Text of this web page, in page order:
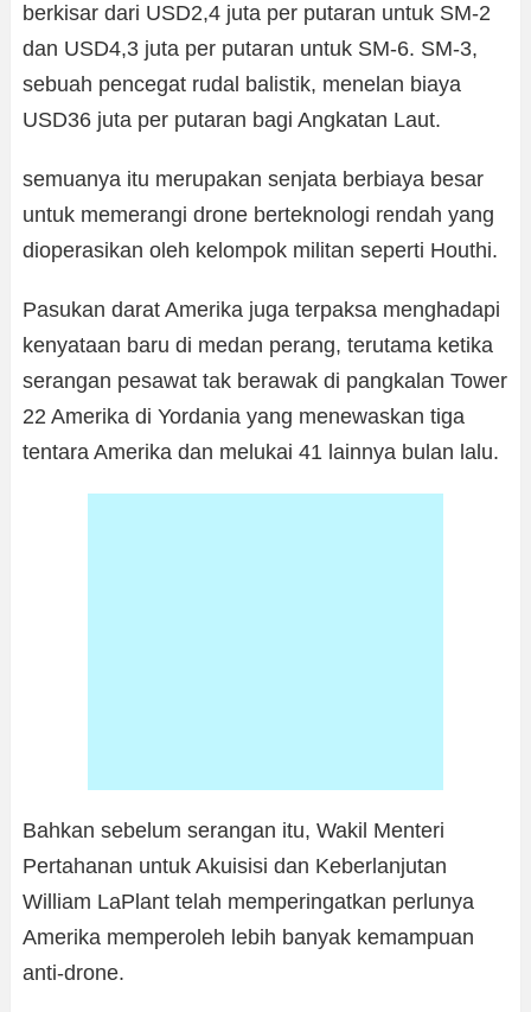
berkisar dari USD2,4 juta per putaran untuk SM-2
dan USD4,3 juta per putaran untuk SM-6. SM-3,
sebuah pencegat rudal balistik, menelan biaya
USD36 juta per putaran bagi Angkatan Laut.
semuanya itu merupakan senjata berbiaya besar
untuk memerangi drone berteknologi rendah yang
dioperasikan oleh kelompok militan seperti Houthi.
Pasukan darat Amerika juga terpaksa menghadapi
kenyataan baru di medan perang, terutama ketika
serangan pesawat tak berawak di pangkalan Tower
22 Amerika di Yordania yang menewaskan tiga
tentara Amerika dan melukai 41 lainnya bulan lalu.
Bahkan sebelum serangan itu, Wakil Menteri
Pertahanan untuk Akuisisi dan Keberlanjutan
William LaPlant telah memperingatkan perlunya
Amerika memperoleh lebih banyak kemampuan
anti-drone.